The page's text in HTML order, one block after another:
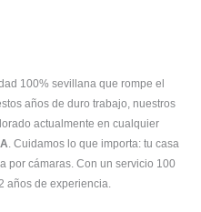
100% sevillana que rompe el
años de duro trabajo, nuestros
actualmente en cualquier
. Cuidamos lo que importa: tu casa
por cámaras. Con un servicio 100
años de experiencia.